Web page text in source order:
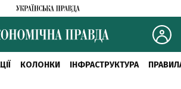
КОЛОНКИ ІНФРАСТРУКТУРА